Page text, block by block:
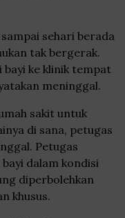
sehari berada
tak bergerak.
bayi ke klinik tempat
meninggal.
sakit untuk
di sana, petugas
Petugas
dalam kondisi
diperbolehkan
khusus.